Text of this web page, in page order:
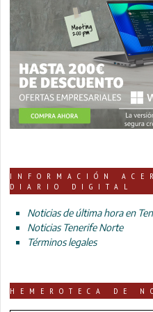
INFORMACIÓN
DIARIO DIGITAL
Noticias de última hora en
Noticias Tenerife Norte
Términos legales
HEMEROTECA DE